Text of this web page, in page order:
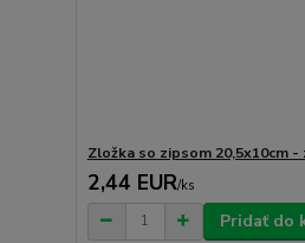
Zložka so zipsom 20,5x10cm -
2,44 EUR/ks
Pridať do